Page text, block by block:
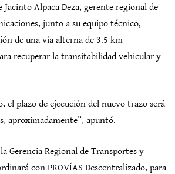
Alpaca Deza, gerente regional de
junto a su equipo técnico,
de una vía alterna de 3.5 km
recuperar la transitabilidad vehicular y
el plazo de ejecución del nuevo trazo será
aproximadamente”, apuntó.
Gerencia Regional de Transportes y
con PROVÍAS Descentralizado, para